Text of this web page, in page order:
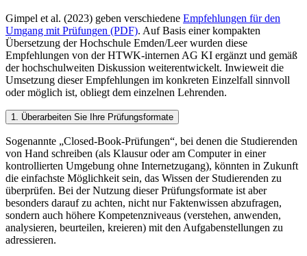
Gimpel et al. (2023) geben verschiedene Empfehlungen für den
Umgang mit Prüfungen (PDF). Auf Basis einer kompakten
Übersetzung der Hochschule Emden/Leer wurden diese
Empfehlungen von der HTWK-internen AG KI ergänzt und gemäß
der hochschulweiten Diskussion weiterentwickelt. Inwieweit die
Umsetzung dieser Empfehlungen im konkreten Einzelfall sinnvoll
oder möglich ist, obliegt dem einzelnen Lehrenden.
1. Überarbeiten Sie Ihre Prüfungsformate
Sogenannte „Closed-Book-Prüfungen“, bei denen die Studierenden
von Hand schreiben (als Klausur oder am Computer in einer
kontrollierten Umgebung ohne Internetzugang), könnten in Zukunft
die einfachste Möglichkeit sein, das Wissen der Studierenden zu
überprüfen. Bei der Nutzung dieser Prüfungsformate ist aber
besonders darauf zu achten, nicht nur Faktenwissen abzufragen,
sondern auch höhere Kompetenzniveaus (verstehen, anwenden,
analysieren, beurteilen, kreieren) mit den Aufgabenstellungen zu
adressieren.